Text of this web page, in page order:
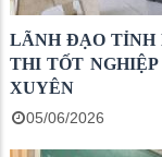
LÃNH ĐẠO TỈNH
THI TỐT
XUYÊN
05/06/2026